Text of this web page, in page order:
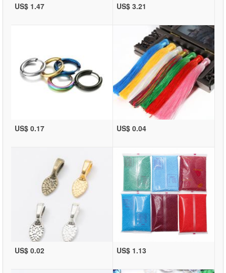
US$ 1.47 US$ 3.21
US$ 0.17 US$ 0.04
US$ 0.02 US$ 1.13